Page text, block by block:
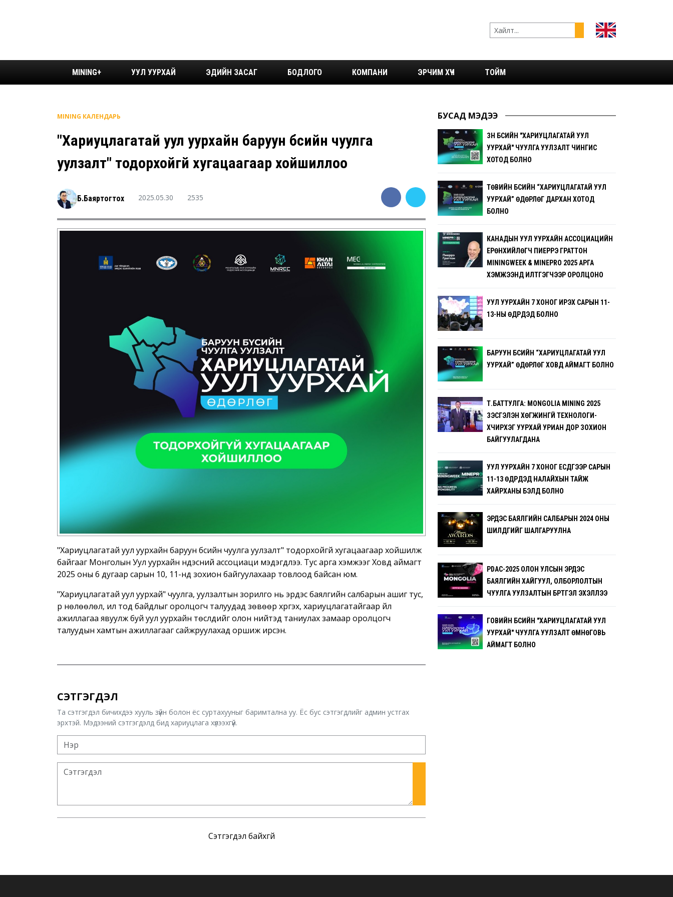
MINING+ УУЛ УУРХАЙ ЭДИЙН ЗАСАГ БОДЛОГО КОМПАНИ ЭРЧИМ ХҮЧ ТОЙМ
MINING КАЛЕНДАРЬ
"Хариуцлагатай уул уурхайн баруун бүсийн чуулга
уулзалт" тодорхойгүй хугацаагаар хойшиллоо
Б.Баяртогтох 2025.05.30 2535
"Хариуцлагатай уул уурхайн баруун бүсийн чуулга уулзалт" тодорхойгүй хугацаагаар хойшилж
байгааг Монголын Уул уурхайн үндэсний ассоциаци мэдэгдлээ. Тус арга хэмжээг Ховд аймагт
2025 оны 6 дугаар сарын 10, 11-нд зохион байгуулахаар товлоод байсан юм.
"Хариуцлагатай уул уурхай" чуулга, уулзалтын зорилго нь эрдэс баялгийн салбарын ашиг тус,
үр нөлөөлөл, ил тод байдлыг оролцогч талуудад зөвөөр хүргэх, хариуцлагатайгаар үйл
ажиллагаа явуулж буй уул уурхайн төслүүдийг олон нийтэд таниулах замаар оролцогч
талуудын хамтын ажиллагааг сайжруулахад оршиж ирсэн.
СЭТГЭГДЭЛ
Та сэтгэгдэл бичихдээ хууль зүйн болон ёс суртахууныг баримтална уу. Ёс бус сэтгэгдлийг админ устгах
эрхтэй. Мэдээний сэтгэгдэлд бид хариуцлага хүлээхгүй.
Сэтгэгдэл байхгүй
БУСАД МЭДЭЭ
ЗҮҮН БҮСИЙН "ХАРИУЦЛАГАТАЙ УУЛ
УУРХАЙ" ЧУУЛГА УУЛЗАЛТ ЧИНГИС
ХОТОД БОЛНО
ТӨВИЙН БҮСИЙН “ХАРИУЦЛАГАТАЙ УУЛ
УУРХАЙ” ӨДӨРЛӨГ ДАРХАН ХОТОД
БОЛНО
КАНАДЫН УУЛ УУРХАЙН АССОЦИАЦИЙН
ЕРӨНХИЙЛӨГЧ ПИЕРРЭ ГРАТТОН
MININGWEEK & MINEPRO 2025 АРГА
ХЭМЖЭЭНД ИЛТГЭГЧЭЭР ОРОЛЦОНО
УУЛ УУРХАЙН 7 ХОНОГ ИРЭХ САРЫН 11-
13-НЫ ӨДРҮҮДЭД БОЛНО
БАРУУН БҮСИЙН “ХАРИУЦЛАГАТАЙ УУЛ
УУРХАЙ” ӨДӨРЛӨГ ХОВД АЙМАГТ БОЛНО
Т.БАТТУЛГА: MONGOLIA MINING 2025
ҮЗЭСГЭЛЭН ХӨГЖИНГҮЙ ТЕХНОЛОГИ-
ХҮЧИРХЭГ УУРХАЙ УРИАН ДОР ЗОХИОН
БАЙГУУЛАГДАНА
УУЛ УУРХАЙН 7 ХОНОГ ЕСДҮГЭЭР САРЫН
11-13 ӨДРҮҮДЭД НАЛАЙХЫН ТАЙЖ
ХАЙРХАНЫ БЭЛД БОЛНО
ЭРДЭС БАЯЛГИЙН САЛБАРЫН 2024 ОНЫ
ШИЛДГИЙГ ШАЛГАРУУЛНА
PDAC-2025 ОЛОН УЛСЫН ЭРДЭС
БАЯЛГИЙН ХАЙГУУЛ, ОЛБОРЛОЛТЫН
ЧУУЛГА УУЛЗАЛТЫН БҮРТГЭЛ ЭХЭЛЛЭЭ
ГОВИЙН БҮСИЙН "ХАРИУЦЛАГАТАЙ УУЛ
УУРХАЙ" ЧУУЛГА УУЛЗАЛТ ӨМНӨГОВЬ
АЙМАГТ БОЛНО